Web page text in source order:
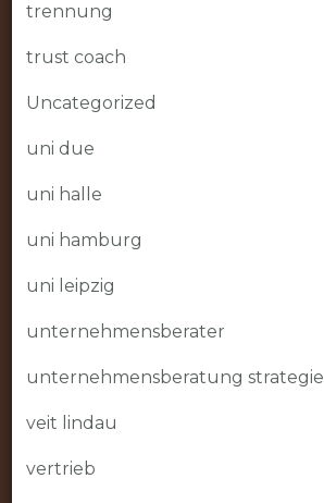
trennung
trust coach
Uncategorized
uni due
uni halle
uni hamburg
uni leipzig
unternehmensberater
unternehmensberatung strategie
veit lindau
vertrieb